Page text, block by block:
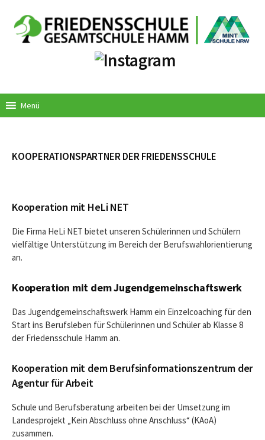
Inhalt
Menü
KOOPERATIONSPARTNER DER FRIEDENSSCHULE
Kooperation mit HeLi NET
Die Firma HeLi NET bietet unseren Schülerinnen und Schülern
vielfältige Unterstützung im Bereich der Berufswahlorientierung
an.
Kooperation mit dem Jugendgemeinschaftswerk
Das Jugendgemeinschaftswerk Hamm ein Einzelcoaching für den
Start ins Berufsleben für Schülerinnen und Schüler ab Klasse 8
der Friedensschule Hamm an.
Kooperation mit dem Berufsinformationszentrum der
Agentur für Arbeit
Schule und Berufsberatung arbeiten bei der Umsetzung im
Landesprojekt „Kein Abschluss ohne Anschluss“ (KAoA)
zusammen.